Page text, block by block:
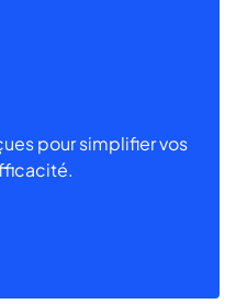
pour simplifier vos